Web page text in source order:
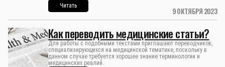
9 ОКТЯБРЯ 2023
Читать
Как переводить медицинские статьи?
Для работы с подобными текстами приглашают переводчиков,
специализирующихся на медицинской тематике, поскольку в
данном случае требуется хорошее знание терминологии и
медицинских реалий.